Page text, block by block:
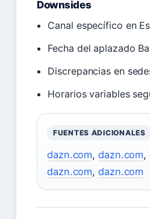
Downsides
Canal específico en
Fecha del aplazado
Discrepancias en
Horarios variables
FUENTES ADICIONALES
dazn.com,dazn.com,
dazn.com,dazn.com